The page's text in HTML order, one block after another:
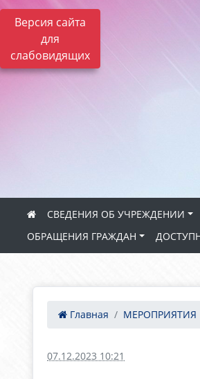
Версия сайта
для
слабовидящих
СВЕДЕНИЯ ОБ УЧРЕЖДЕНИИ
ОБРАЩЕНИЯ ГРАЖДАН
Главная МЕРОПРИЯТИЯ
07.12.2023 10:21